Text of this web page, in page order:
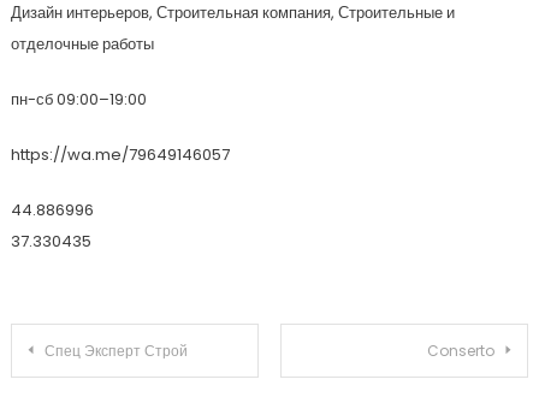
Дизайн интерьеров, Строительная компания, Строительные и
отделочные работы
пн-сб 09:00–19:00
https://wa.me/79649146057
44.886996
37.330435
Навигация по записям
Спец Эксперт Строй Conserto